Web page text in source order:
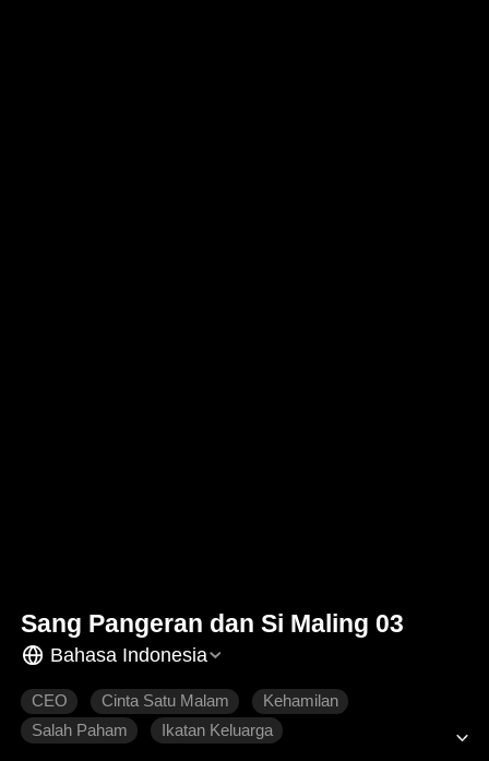
Sang Pangeran dan Si Maling 03
Bahasa Indonesia
CEO Cinta Satu Malam
Kehamilan
Salah Paham
Ikatan Keluarga